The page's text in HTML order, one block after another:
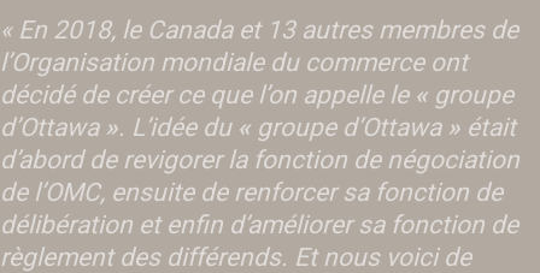
« En 2018, le Canada et 13 autres membres de
l’Organisation mondiale du commerce ont
décidé de créer ce que l’on appelle le « groupe
d’Ottawa». L’idée du « groupe d’Ottawa» était
d’abord de revigorer la fonction de négociation
de l’OMC, ensuite de renforcer sa fonction de
délibération et enfin d’améliorer sa fonction de
règlement des différends. Et nous voici de